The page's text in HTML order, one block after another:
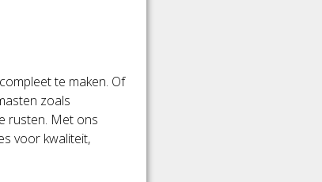
te maken. Of
zoals
rusten. Met ons
voor kwaliteit,